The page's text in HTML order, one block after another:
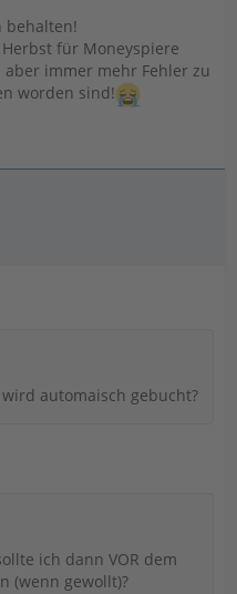
behalten!
für Moneyspiere
immer mehr Fehler zu
worden sind!
automaisch gebucht?
ich dann VOR dem
(wenn gewollt)?